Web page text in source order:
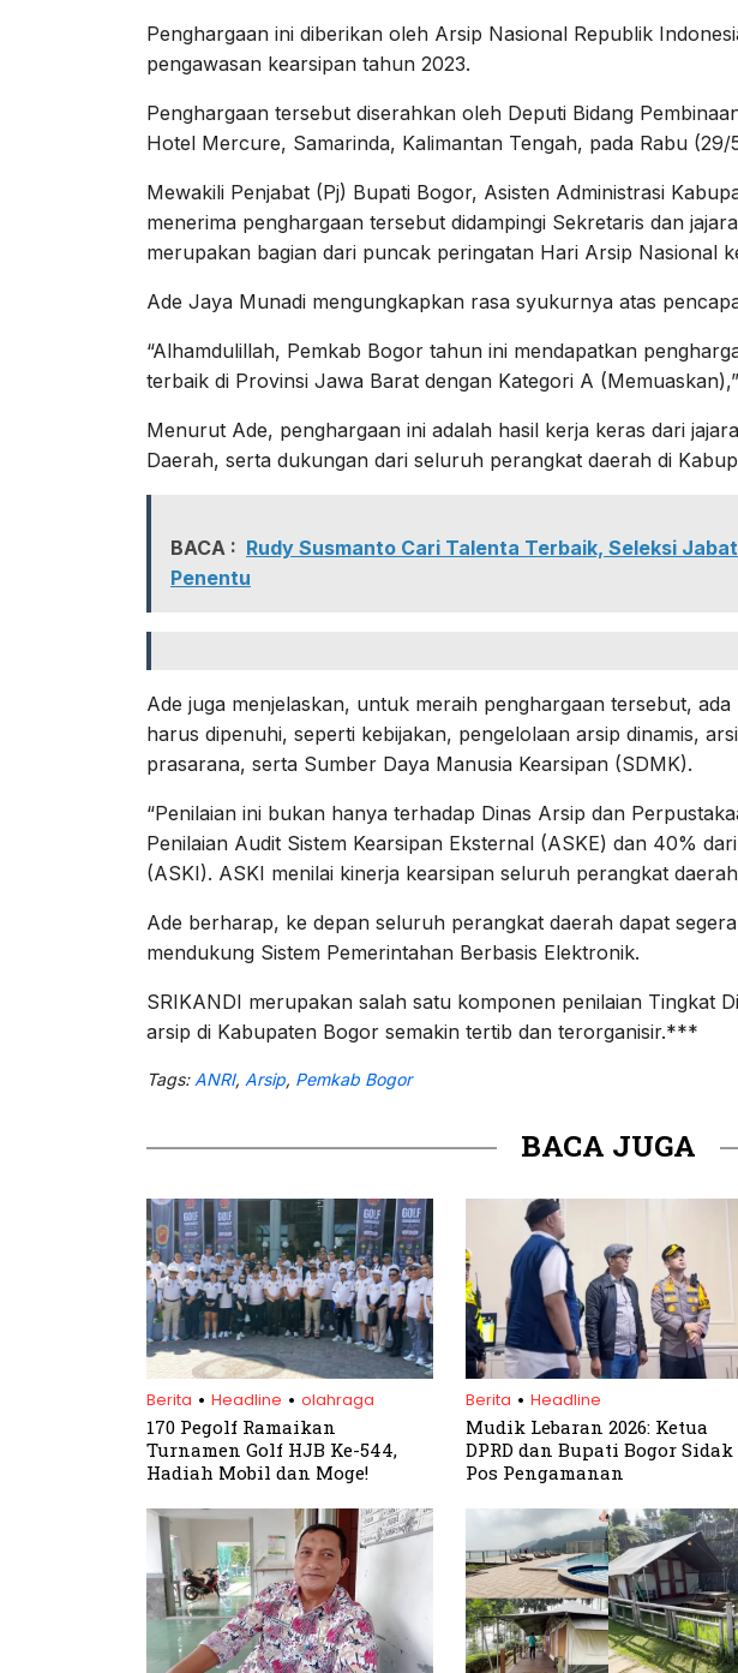
Penghargaan ini diberikan oleh Arsip Nasional Republik
pengawasan kearsipan tahun 2023.
Penghargaan tersebut diserahkan oleh Deputi Bidang
Hotel Mercure, Samarinda, Kalimantan Tengah, pada Rabu (29/
Mewakili Penjabat (Pj) Bupati Bogor, Asisten Administrasi
menerima penghargaan tersebut didampingi Sekretaris dan
merupakan bagian dari puncak peringatan Hari Arsip Nasional
Ade Jaya Munadi mengungkapkan rasa syukurnya atas
“Alhamdulillah, Pemkab Bogor tahun ini mendapatkan
terbaik di Provinsi Jawa Barat dengan Kategori A
Menurut Ade, penghargaan ini adalah hasil kerja keras dari
Daerah, serta dukungan dari seluruh perangkat daerah di
BACA : Rudy Susmanto Cari Talenta Terbaik, Seleksi
Penentu
Ade juga menjelaskan, untuk meraih penghargaan tersebut,
harus dipenuhi, seperti kebijakan, pengelolaan arsip dinamis,
prasarana, serta Sumber Daya Manusia Kearsipan (SDMK).
“Penilaian ini bukan hanya terhadap Dinas Arsip dan
Penilaian Audit Sistem Kearsipan Eksternal (ASKE) dan 40%
(ASKI). ASKI menilai kinerja kearsipan seluruh perangkat
Ade berharap, ke depan seluruh perangkat daerah dapat
mendukung Sistem Pemerintahan Berbasis Elektronik.
SRIKANDI merupakan salah satu komponen penilaian Tingkat
arsip di Kabupaten Bogor semakin tertib dan terorganisir.***
Tags: ANRI, Arsip, Pemkab Bogor
BACA JUGA
Berita . Headline . olahraga
170 Pegolf Ramaikan
Turnamen Golf HJB Ke-544,
Hadiah Mobil dan Moge!
Berita . Headline
Mudik Lebaran 2026: Ketua
DPRD dan Bupati Bogor Sidak
Pos Pengamanan